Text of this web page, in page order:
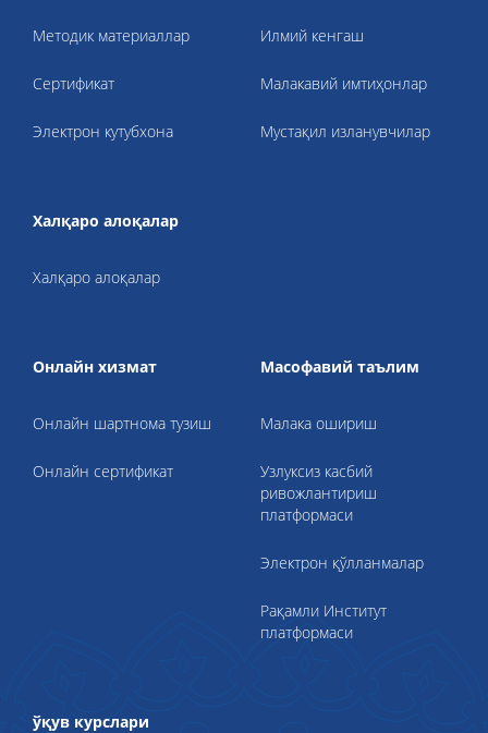
Методик материаллар
Cертификат
Электрон кутубхона
Илмий кенгаш
Малакавий имтиҳонлар
Мустақил изланувчилар
Халқаро алоқалар
Халқаро алоқалар
Онлайн хизмат
Онлайн шартнома тузиш
Онлайн сертификат
Масофавий таълим
Малака ошириш
Узлуксиз касбий
ривожлантириш
платформаси
Электрон қўлланмалар
Рақамли Институт
платформаси
ўқув курслари